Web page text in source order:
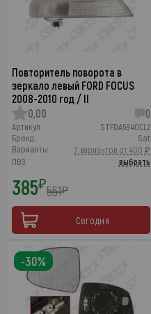
Повторитель поворота в
зеркало левый FORD FOCUS
2008-2010 год / II
0,00
0
Артикул:
STFDA5940CL2
Бренд:
Sat
Варианты:
7 вариантов от 400 ₽
ПВЗ:
выбрать
385₽551₽
Сегодня
-30%